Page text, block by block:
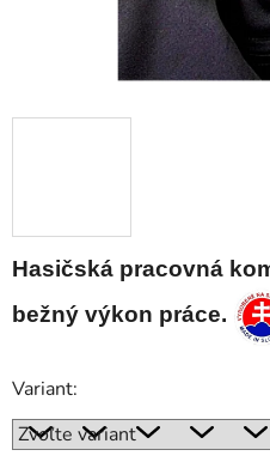
Hasičská pracovná
bežný výkon práce.
Variant: